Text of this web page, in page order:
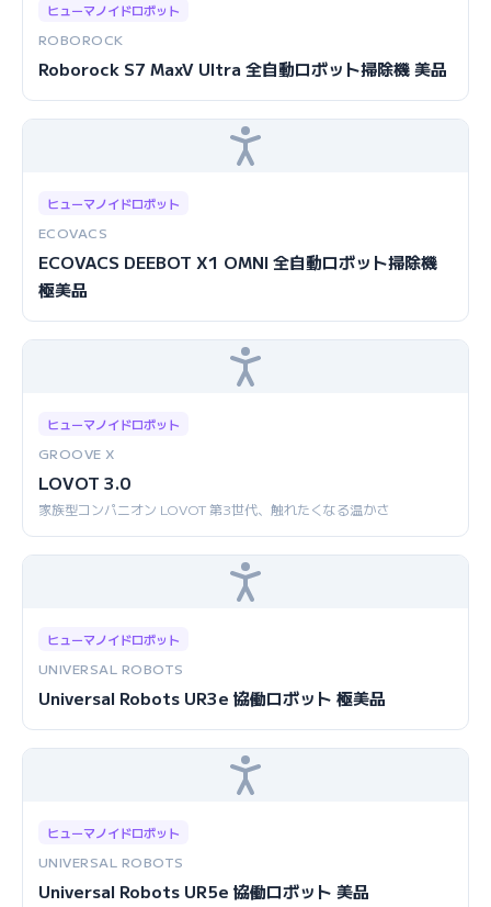
ヒューマノイドロボット
ROBOROCK
Roborock S7 MaxV Ultra 全自動ロボット掃除機 美品
ヒューマノイドロボット
ECOVACS
ECOVACS DEEBOT X1 OMNI 全自動ロボット掃除機
極美品
ヒューマノイドロボット
GROOVE X
LOVOT 3.0
家族型コンパニオン LOVOT 第3世代、触れたくなる温かさ
ヒューマノイドロボット
UNIVERSAL ROBOTS
Universal Robots UR3e 協働ロボット 極美品
ヒューマノイドロボット
UNIVERSAL ROBOTS
Universal Robots UR5e 協働ロボット 美品